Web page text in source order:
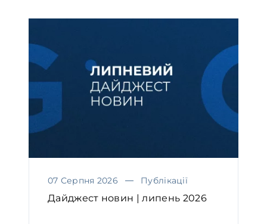
07 Серпня 2026 Публікації
Дайджест новин | липень 2026